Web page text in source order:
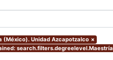
Unidad Azcapotzalco ×
search.filters.degreelevel.Maestría